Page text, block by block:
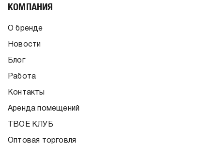
КОМПАНИЯ
О бренде
Новости
Блог
Работа
Контакты
Аренда помещений
ТВОЕ КЛУБ
Оптовая торговля